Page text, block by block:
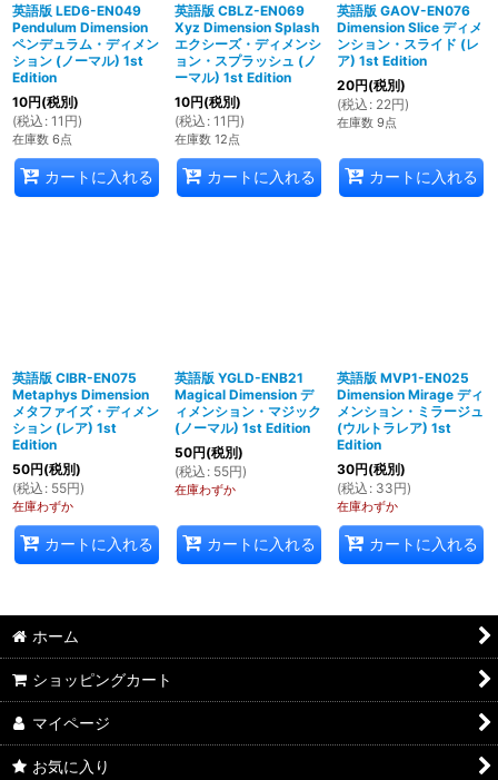
英語版 LED6-EN049
Pendulum Dimension
ペンデュラム・ディメン
ション (ノーマル) 1st
Edition
10円(税別)
(税込 : 11 円)
在庫数 6点
カートに入れる
英語版 CBLZ-EN069
Xyz Dimension Splash
エクシーズ・ディメンシ
ョン・スプラッシュ (ノ
ーマル) 1st Edition
10円(税別)
(税込 : 11 円)
在庫数 12点
カートに入れる
英語版 GAOV-EN076
Dimension Slice ディメ
ンション・スライド (レ
ア) 1st Edition
20円(税別)
(税込 : 22円)
在庫数 9点
カートに入れる
英語版 CIBR-EN075
Metaphys Dimension
メタファイズ・ディメン
ション (レア) 1st
Edition
50円(税別)
(税込 : 55円)
在庫わずか
カートに入れる
英語版 YGLD-ENB21
Magical Dimension デ
ィメンション・マジック
(ノーマル) 1st Edition
50円(税別)
(税込 : 55円)
在庫わずか
カートに入れる
英語版 MVP1-EN025
Dimension Mirage ディ
メンション・ミラージュ
(ウルトラレア) 1st
Edition
30円(税別)
(税込 : 33円)
在庫わずか
カートに入れる
ホーム
ショッピングカート
マイページ
お気に入り